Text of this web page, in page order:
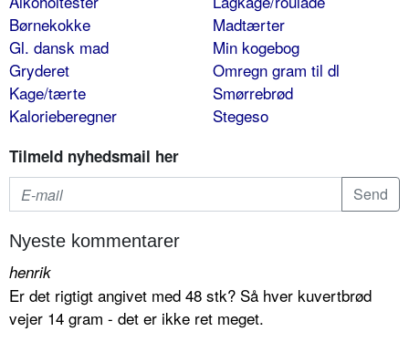
Børnekokke
Gl. dansk mad
Gryderet
Kage/tærte
Kalorieberegner
Madtærter
Min kogebog
Omregn gram til dl
Smørrebrød
Stegeso
Tilmeld nyhedsmail her
Nyeste kommentarer
henrik
Er det rigtigt angivet med 48 stk? Så hver kuvertbrød
vejer 14 gram - det er ikke ret meget.